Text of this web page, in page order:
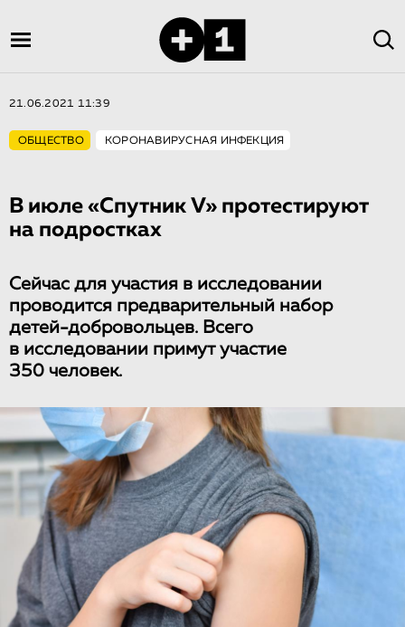
21.06.2021 11:39
ОБЩЕСТВО КОРОНАВИРУСНАЯ ИНФЕКЦИЯ
В июле «Спутник V» протестируют
на подростках
Сейчас для участия в исследовании
проводится предварительный набор
детей-добровольцев. Всего
в исследовании примут участие
350 человек.